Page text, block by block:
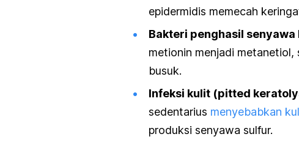
epidermidis memecah
Bakteri penghasil senyawa
metionin menjadi
busuk.
Infeksi kulit (pitted
sedentarius menyebabkan
produksi senyawa sulfur.